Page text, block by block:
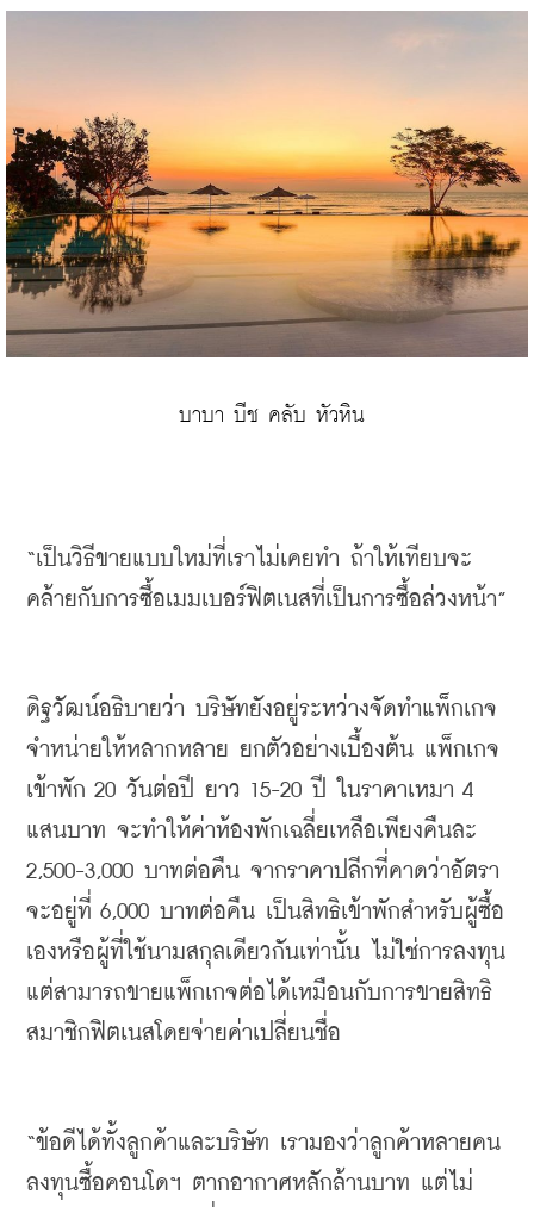
บาบา บีช คลับ หัวหิน
“เป็นวิธีขายแบบใหม่ที่เราไม่เคยทำ ถ้าให้เทียบจะ
คล้ายกับการซื้อเมมเบอร์ฟิตเนสที่เป็นการซื้อล่วงหน้า”
ดิฐวัฒน์อธิบายว่า บริษัทยังอยู่ระหว่างจัดทำแพ็กเกจ
จำหน่ายให้หลากหลาย ยกตัวอย่างเบื้องต้น แพ็กเกจ
เข้าพัก 20 วันต่อปี ยาว 15-20 ปี ในราคาเหมา
แสนบาท จะทำให้ค่าห้องพักเฉลี่ยเหลือเพียงคืนละ
2,500-3,000 บาทต่อคืน จากราคาปลีกที่คาดว่าอัตรา
จะอยู่ที่ 6,000 บาทต่อคืน เป็นสิทธิเข้าพักสำหรับผู้ซื้อ
เองหรือผู้ที่ใช้นามสกุลเดียวกันเท่านั้น
ไม่ใช่การลงทุน
แต่สามารถขายแพ็กเกจต่อได้เหมือนกับการขายสิทธิ
สมาชิกฟิตเนสโดยจ่ายค่าเปลี่ยนชื่อ
“ข้อดีได้ทั้งลูกค้าและบริษัท เรามองว่าลูกค้าหลายคน
ลงทุนซื้อคอนโดฯ ตากอากาศหลักล้านบาท แต่ไม่